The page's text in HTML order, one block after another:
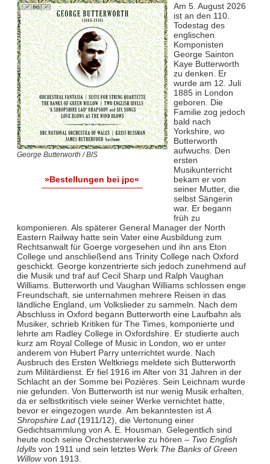
George Butterworth / BIS
»Bestellungen bei jpc«
Am 5. August 2026
ist an den 110.
Todestag des
englischen
Komponisten
George Sainton
Kaye Butterworth
zu denken. Er
wurde am 12. Juli
1885 in London
geboren. Die
Familie zog jedoch
bald nach
Yorkshire, wo
Butterworth
aufwuchs. Den
ersten
Musikunterricht
bekam er von
seiner Mutter, die
selbst Sängerin
war. Er begann
früh zu
komponieren. Als späterer General Manager der North
Eastern Railway hatte sein Vater eine Ausbildung zum
Rechtsanwalt für Goerge vorgesehen und ihn ans Eton
College und anschließend ans Trinity College nach Oxford
geschickt. George konzentrierte sich jedoch zunehmend auf
die Musik und traf auf Cecil Sharp und Ralph Vaughan
Williams. Butterworth und Vaughan Williams schlossen enge
Freundschaft, sie unternahmen mehrere Reisen in das
ländliche England, um Volkslieder zu sammeln. Nach dem
Abschluss in Oxford begann Butterworth eine Laufbahn als
Musiker, schrieb Kritiken für The Times, komponierte und
lehrte am Radley College in Oxfordshire. Er studierte auch
kurz am Royal College of Music in London, wo er unter
anderem von Hubert Parry unterrichtet wurde. Nach
Ausbruch des Ersten Weltkriegs meldete sich Butterworth
zum Militärdienst. Er fiel 1916 im Alter von 31 Jahren in der
Schlacht an der Somme bei Pozières. Sein Leichnam wurde
nie gefunden. Von Butterworth ist nur wenig Musik erhalten,
da er selbstkritisch viele seiner Werke vernichtet hatte,
bevor er eingezogen wurde. Am bekanntesten ist A
Shropshire Lad(1911/12), die Vertonung einer
Gedichtsammlung von A. E. Housman. Gelegentlich sind
heute noch seine Orchesterwerke zu hören – Two English
Idyllsvon 1911 und sein letztes Werk The Banks of Green
Willowvon 1913.